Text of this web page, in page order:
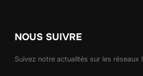
NOUS SUIVRE
Suivez notre actualités sur les réseaux !